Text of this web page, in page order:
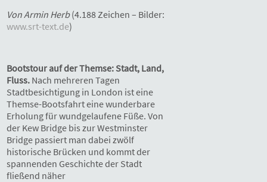
Von Armin Herb(4.188 Zeichen – Bilder:
www.srt-text.de)
Bootstour auf der Themse: Stadt, Land,
Fluss. Nach mehreren Tagen
Stadtbesichtigung in London ist eine
Themse-Bootsfahrt eine wunderbare
Erholung für wundgelaufene Füße. Von
der Kew Bridge bis zur Westminster
Bridge passiert man dabei zwölf
historische Brücken und kommt der
spannenden Geschichte der Stadt
fließend näher